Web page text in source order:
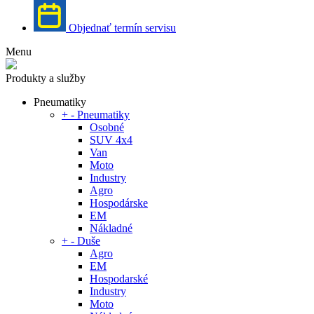
Objednať termín servisu
Menu
Produkty a služby
Pneumatiky
+ - Pneumatiky
Osobné
SUV 4x4
Van
Moto
Industry
Agro
Hospodárske
EM
Nákladné
+ - Duše
Agro
EM
Hospodarské
Industry
Moto